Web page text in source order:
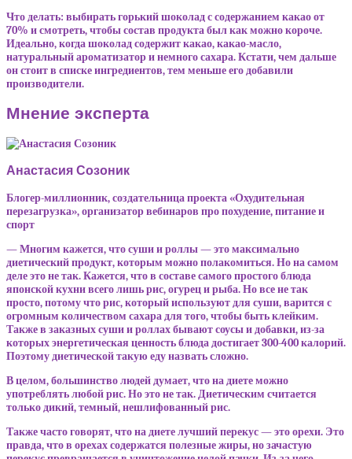
Что делать: выбирать горький шоколад с содержанием какао от
70% и смотреть, чтобы состав продукта был как можно короче.
Идеально, когда шоколад содержит какао, какао-масло,
натуральный ароматизатор и немного сахара. Кстати, чем дальше
он стоит в списке ингредиентов, тем меньше его добавили
производители.
Мнение эксперта
Анастасия Созоник
Блогер-миллионник, создательница проекта «Охудительная
перезагрузка», организатор вебинаров про похудение, питание и
спорт
— Многим кажется, что суши и роллы — это максимально
диетический продукт, которым можно полакомиться. Но на самом
деле это не так. Кажется, что в составе самого простого блюда
японской кухни всего лишь рис, огурец и рыба. Но все не так
просто, потому что рис, который используют для суши, варится с
огромным количеством сахара для того, чтобы быть клейким.
Также в заказных суши и роллах бывают соусы и добавки, из-за
которых энергетическая ценность блюда достигает 300-400 калорий.
Поэтому диетической такую еду назвать сложно.
В целом, большинство людей думает, что на диете можно
употреблять любой рис. Но это не так. Диетическим считается
только дикий, темный, нешлифованный рис.
Также часто говорят, что на диете лучший перекус — это орехи. Это
правда, что в орехах содержатся полезные жиры, но зачастую